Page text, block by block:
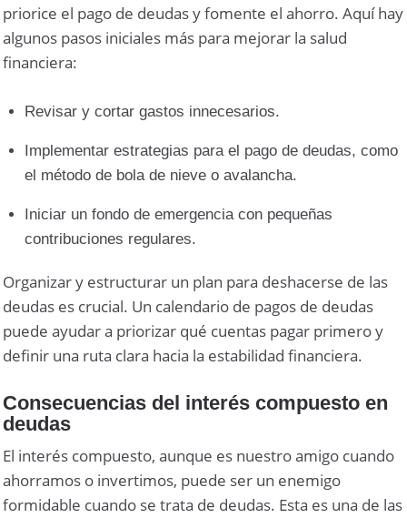
priorice el pago de deudas y fomente el ahorro. Aquí hay
algunos pasos iniciales más para mejorar la salud
financiera:
Revisar y cortar gastos innecesarios.
Implementar estrategias para el pago de deudas, como
el método de bola de nieve o avalancha.
Iniciar un fondo de emergencia con pequeñas
contribuciones regulares.
Organizar y estructurar un plan para deshacerse de las
deudas es crucial. Un calendario de pagos de deudas
puede ayudar a priorizar qué cuentas pagar primero y
definir una ruta clara hacia la estabilidad financiera.
Consecuencias del interés compuesto en
deudas
El interés compuesto, aunque es nuestro amigo cuando
ahorramos o invertimos, puede ser un enemigo
formidable cuando se trata de deudas. Esta es una de las